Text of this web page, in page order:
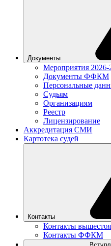
Документы
Мероприятия 2026-
Документы ФФКМ
Персональные
Судьям
Организациям
Реестр
Лицензирование
Аккредитация СМИ
Картотека судей
Контакты
Контакты
Контакты ФФКМ